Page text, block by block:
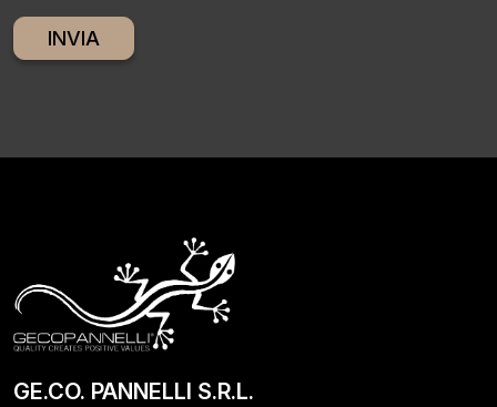
GE.CO. PANNELLI S.R.L.